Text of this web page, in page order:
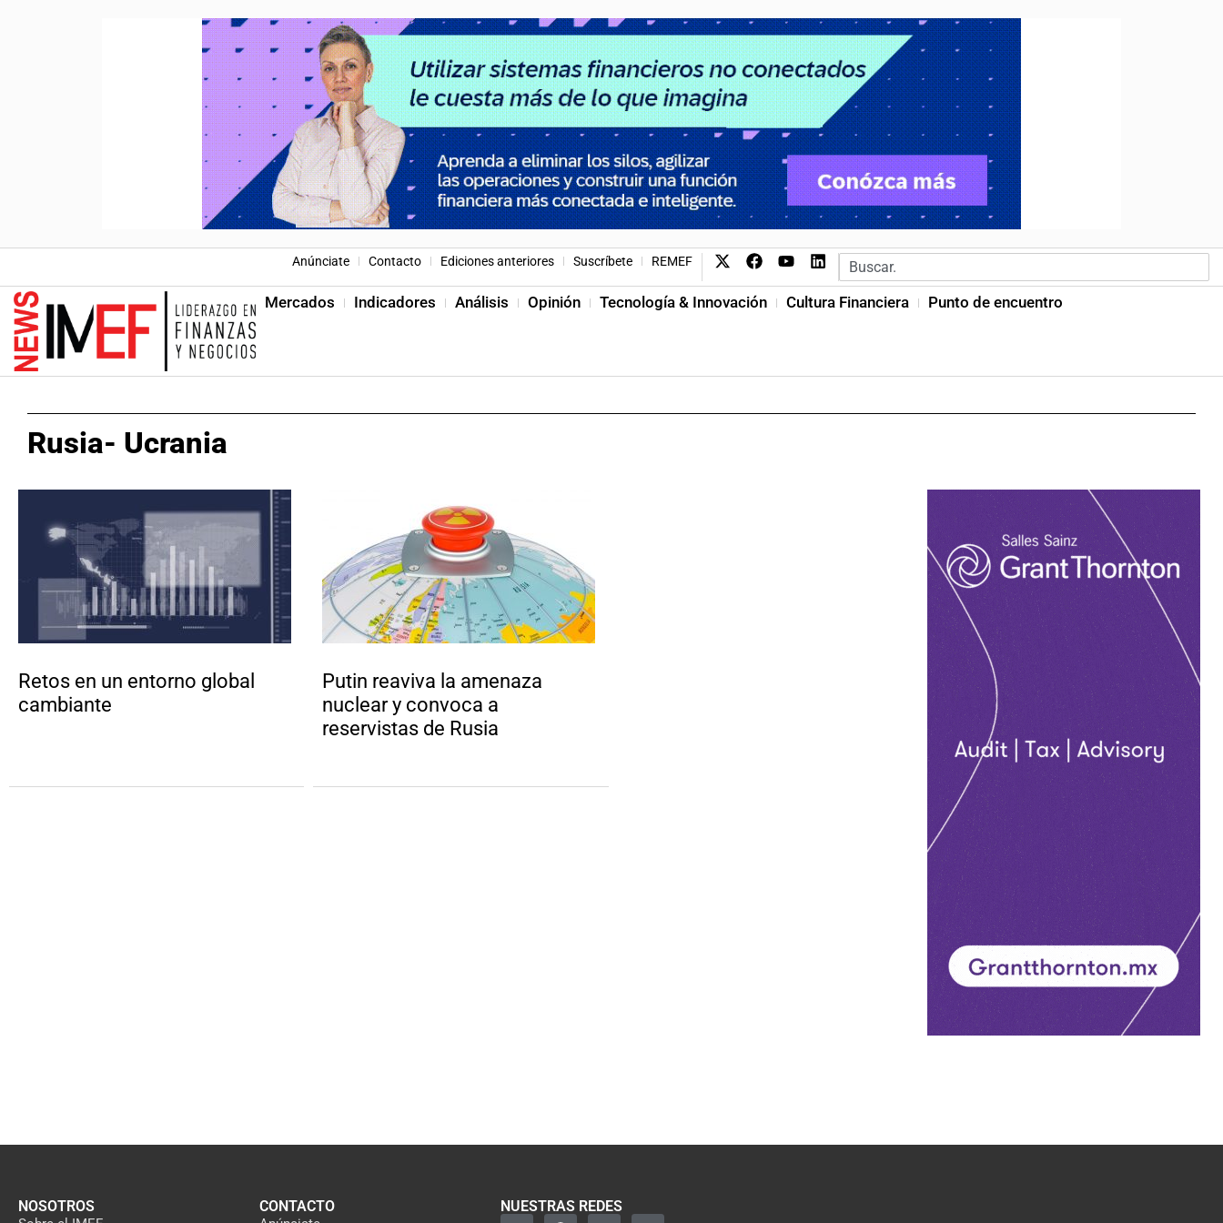
Anúnciate Contacto Ediciones anteriores Suscríbete REMEF
Mercados Indicadores Análisis Opinión Tecnología & Innovación Cultura Financiera Punto de encuentro
Rusia- Ucrania
Retos en un entorno global
cambiante
Putin reaviva la amenaza
nuclear y convoca a
reservistas de Rusia
NOSOTROS CONTACTO NUESTRAS REDES